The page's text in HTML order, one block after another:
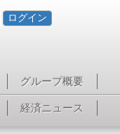
ログイン
グループ概要
経済ニュース